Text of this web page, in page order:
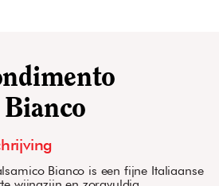
Bianco is een fijne Italiaanse